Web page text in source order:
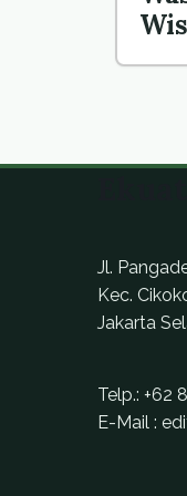
Jl.
Kec.
Jakarta
Telp.: +62
E-Mail :